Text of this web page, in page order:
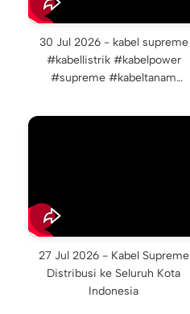
30 Jul 2026 - kabel supreme
#kabellistrik #kabelpower
#supreme #kabeltanam
#kabelnya
27 Jul 2026 - Kabel Supreme
Distribusi ke Seluruh Kota
Indonesia